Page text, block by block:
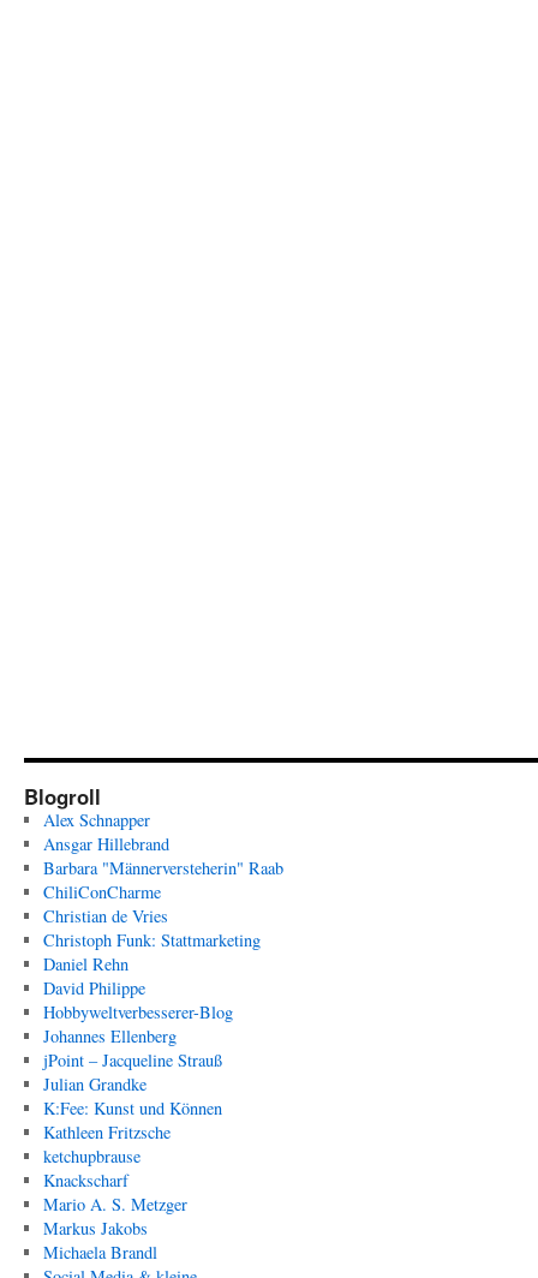
Blogroll
Alex Schnapper
Ansgar Hillebrand
Barbara "Männerversteherin" Raab
ChiliConCharme
Christian de Vries
Christoph Funk: Stattmarketing
Daniel Rehn
David Philippe
Hobbyweltverbesserer-Blog
Johannes Ellenberg
jPoint – Jacqueline Strauß
Julian Grandke
K:Fee: Kunst und Können
Kathleen Fritzsche
ketchupbrause
Knackscharf
Mario A. S. Metzger
Markus Jakobs
Michaela Brandl